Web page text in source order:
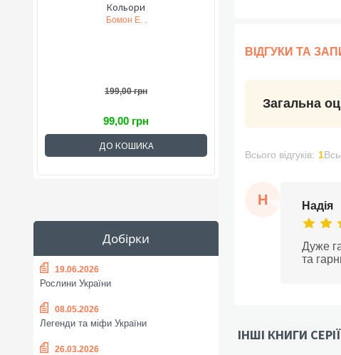
Кольори
Бомон Е. .
199,00 грн
99,00 грн
ДО КОШИКА
Добірки
19.06.2026
Рослини України
08.05.2026
Легенди та міфи України
26.03.2026
ВІДГУКИ ТА
Загальна
Всього відгуків: 1
Н Надія
Дуже
та
ІНШІ КНИГИ СЕРІЇ